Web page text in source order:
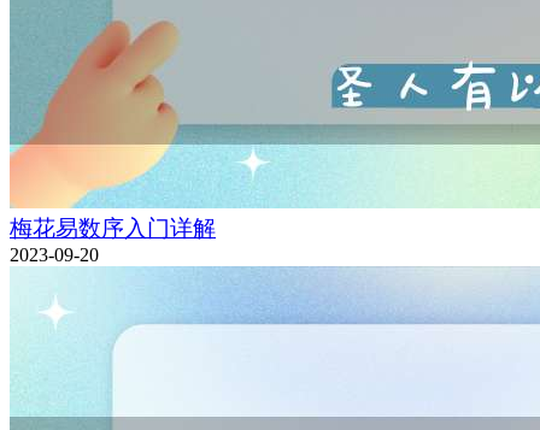
梅花易数序入门详解
2023-09-20